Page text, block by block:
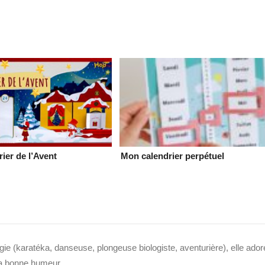
de l’Avent Mon calendrier perpétuel
(karatéka, danseuse, plongeuse biologiste, aventurière), elle
bonne humeur.